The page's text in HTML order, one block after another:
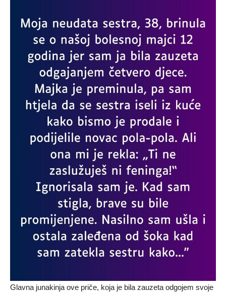
Glavna junakinja ove priče, koja je bila zauzeta odgojem svoje